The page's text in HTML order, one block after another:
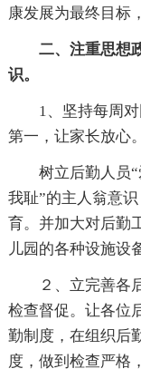
康发展为最终目标
二、注重思想
识。
1、坚持每周
第一，让家长放心。
树立后勤人员
我耻”的主人翁意
育。并加大对后勤
儿园的各种设施设
２、立完善各
检查督促。让各位
勤制度，在组织后
度，做到检查严格